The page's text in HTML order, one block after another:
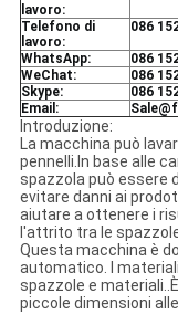
lavoro:
Telefono di
lavoro:
086
WhatsApp:
086
WeChat:
086
Skype:
086
Email:
Introduzione:
La macchina può
pennelli.In base alle
spazzola può essere
evitare danni ai
aiutare a ottenere i
l'attrito tra le
Questa macchina è
automatico. I
spazzole e
piccole dimensioni